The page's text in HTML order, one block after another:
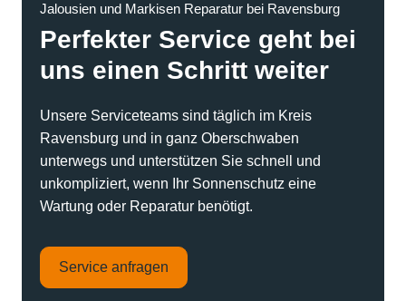
Jalousien und Markisen Reparatur bei Ravensburg
Perfekter Service geht bei
uns einen Schritt weiter
Unsere Serviceteams sind täglich im Kreis
Ravensburg und in ganz Oberschwaben
unterwegs und unterstützen Sie schnell und
unkompliziert, wenn Ihr Sonnenschutz eine
Wartung oder Reparatur benötigt.
Service anfragen